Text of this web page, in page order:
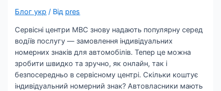
Блог укр / Від pres
Сервісні центри МВС знову надають популярну серед
водіїв послугу — замовлення індивідуальних
номерних знаків для автомобілів. Тепер це можна
зробити швидко та зручно, як онлайн, так і
безпосередньо в сервісному центрі. Скільки коштує
індивідуальний номерний знак? Автовласники мають